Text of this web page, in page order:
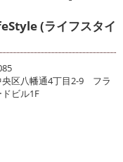
(ライフスタイ
央区八幡通4丁目2-9 フラ
ビル1F